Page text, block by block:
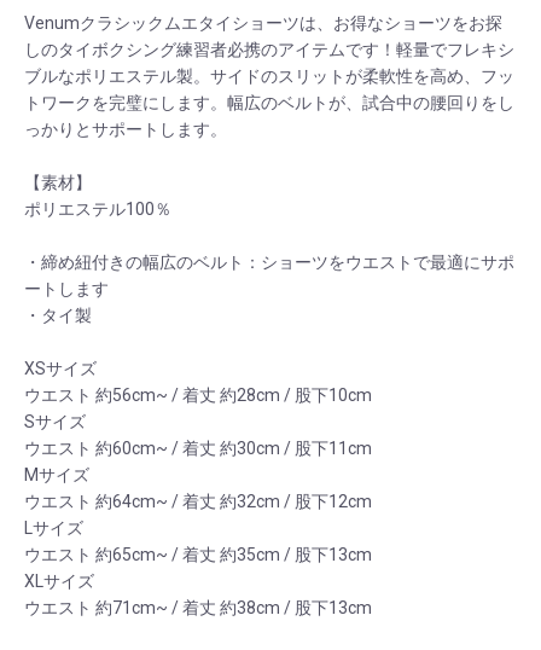
Venumクラシックムエタイショーツは、お得なショーツをお探
しのタイボクシング練習者必携のアイテムです！軽量でフレキシ
ブルなポリエステル製。サイドのスリットが柔軟性を高め、フッ
トワークを完璧にします。幅広のベルトが、試合中の腰回りをし
っかりとサポートします。
【素材】
ポリエステル100％
・締め紐付きの幅広のベルト：ショーツをウエストで最適にサポ
ートします
・タイ製
XSサイズ
ウエスト 約56cm~ / 着丈 約28cm / 股下10cm
Sサイズ
ウエスト 約60cm~ / 着丈 約30cm / 股下11cm
Mサイズ
ウエスト 約64cm~ / 着丈 約32cm / 股下12cm
Lサイズ
ウエスト 約65cm~ / 着丈 約35cm / 股下13cm
XLサイズ
ウエスト 約71cm~ / 着丈 約38cm / 股下13cm